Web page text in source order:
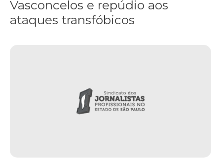
Vasconcelos e repúdio aos
ataques transfóbicos